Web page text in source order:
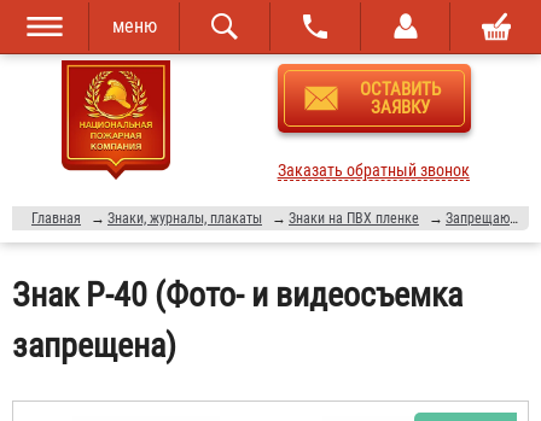
Перейти к
основному
содержанию
Skip to
navigation
меню
ОСТАВИТЬ
ЗАЯВКУ
Заказать обратный звонок
Главная → Знаки, журналы, плакаты → Знаки на ПВХ пленке → Запрещающие знаки
Знак P-40 (Фото- и видеосъемка
запрещена)